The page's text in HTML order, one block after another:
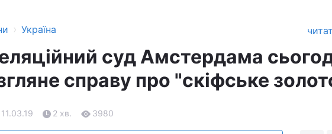
› Україна
суд Амстердама
справу про "скіфське
2 хв. 3980